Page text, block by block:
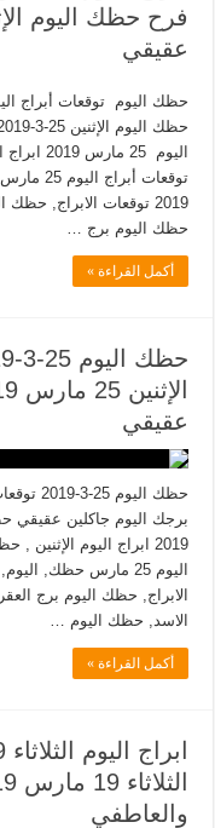
عقيقي
2019 توقعات الابراج,
حظك اليوم برج …
أكمل القراءة »
عقيقي
الابراج, حظك اليوم برج
الاسد, حظك اليوم …
أكمل القراءة »
والعاطفي